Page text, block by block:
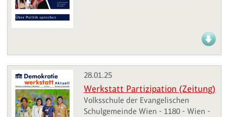
28.01.25
Werkstatt Partizipation (Zeitung)
Volksschule der Evangelischen
Schulgemeinde Wien - 1180 - Wien -